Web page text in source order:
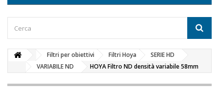
Filtri per obiettivi Filtri Hoya
SERIE HD
VARIABILE ND
HOYA Filtro ND densità variabile 58mm